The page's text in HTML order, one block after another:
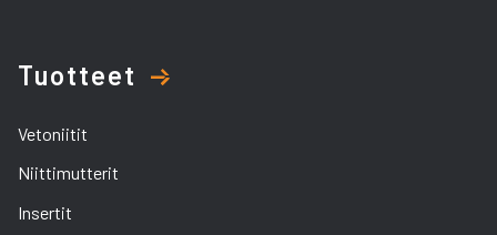
Tuotteet
Vetoniitit
Niittimutterit
Insertit